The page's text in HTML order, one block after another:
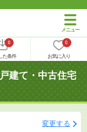
0
た条件
0
お気に入り
建て・中古住宅
変更する